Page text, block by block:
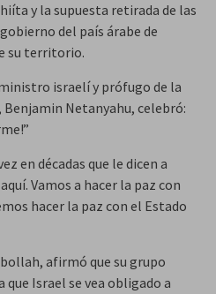
y la supuesta retirada de las
del país árabe de
su territorio.
israelí y prófugo de la
Netanyahu, celebró:
en décadas que le dicen a
Vamos a hacer la paz con
hacer la paz con el Estado
afirmó que su grupo
Israel se vea obligado a